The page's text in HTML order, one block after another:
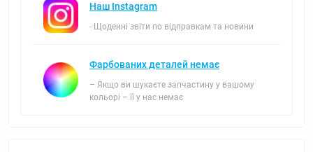
Наш Instagram
- Щоденні звіти по відправкам та новини
Фарбованих деталей немає
– Якщо ви шукаєте запчастину у вашому
кольорі – її у нас немає